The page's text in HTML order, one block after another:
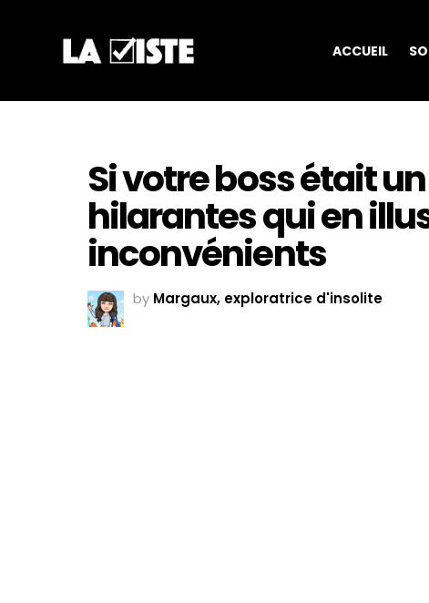
ACCUEIL
Si votre boss était
hilarantes qui en
inconvénients
by Margaux, exploratrice d'insolite